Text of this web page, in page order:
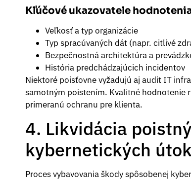
Kľúčové ukazovatele
Veľkosť a typ organizácie
Typ spracúvaných dát (napr. citlivé
Bezpečnostná architektúra a
História predchádzajúcich incidentov
Niektoré poisťovne vyžadujú aj audit IT
samotným poistením. Kvalitné hodnotenie
primeranú ochranu pre klienta.
4. Likvidácia
kybernetických
Proces vybavovania škody spôsobenej